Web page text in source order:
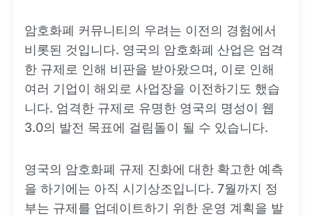
암호화폐 커뮤니티의 우려는 이전의 경험에서
비롯된 것입니다. 영국의 암호화폐 산업은 엄격
한 규제로 인해 비판을 받아왔으며, 이로 인해
여러 기업이 해외로 사업장을 이전하기도 했습
니다. 엄격한 규제로 유명한 영국의 명성이 웹
3.0의 발전 목표에 걸림돌이 될 수 있습니다.
영국의 암호화폐 규제 진화에 대한 확고한 예측
을 하기에는 아직 시기상조입니다. 7월까지 정
부는 규제를 업데이트하기 위한 운영 계획을 발